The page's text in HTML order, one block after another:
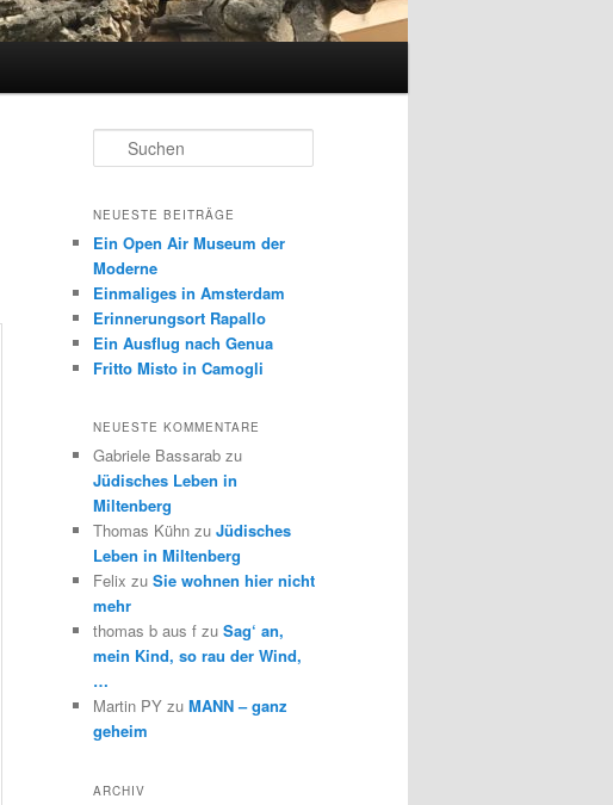
u
h
n
NEUESTE BEITRÄGE
Ein Open Air Museum der
Moderne
Einmaliges in Amsterdam
Erinnerungsort Rapallo
Ein Ausflug nach Genua
Fritto Misto in Camogli
NEUESTE KOMMENTARE
Gabriele Bassarab zu
Jüdisches Leben in
Miltenberg
Thomas Kühn zu Jüdisches
Leben in Miltenberg
Felix zu Sie wohnen hier nicht
mehr
thomas b aus f zu Sag‘ an,
mein Kind, so rau der Wind,
…
Martin PY zu MANN – ganz
geheim
ARCHIV